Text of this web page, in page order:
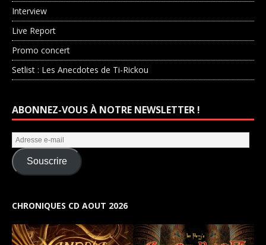
Interview
Live Report
Promo concert
Setlist : Les Anecdotes de Ti-Rickou
ABONNEZ-VOUS À NOTRE NEWSLETTER !
Souscrire
CHRONIQUES CD AOUT 2026